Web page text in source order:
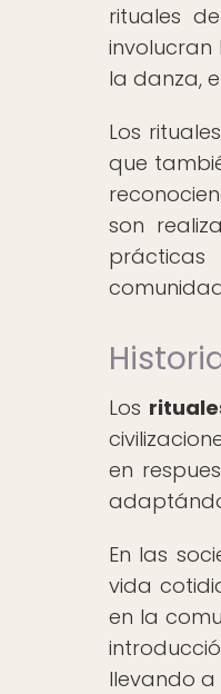
rituales
la danza,
Los
que
son
Los
en
En las
vida
en la
llevando a